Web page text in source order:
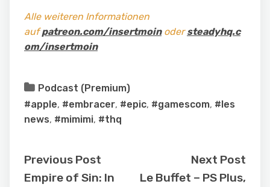
Alle weiteren Informationen
aufpatreon.com/insertmoinodersteadyhq.c
om/insertmoin
Podcast (Premium)
#apple, #embracer, #epic, #gamescom, #les
news, #mimimi, #thq
Previous Post
Empire of Sin: In
Next Post
Le Buffet – PS Plus,